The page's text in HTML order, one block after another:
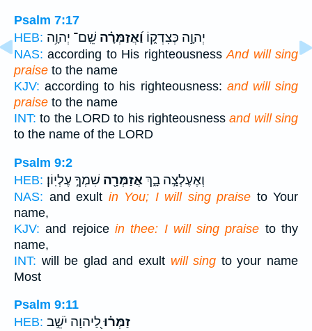
Psalm 7:17
HEB:
יְהוָ֣ה כְּצִדְק֑וֹ וַ֝אֲזַמְּרָ֗ה שֵֽׁם־ יְהוָ֥ה
NAS: according to His righteousnessAnd will sing
praise to the name
KJV: according to his righteousness: and will sing
praise to the name
INT: to the LORD to his righteousnessand will sing
to the name of the LORD
Psalm 9:2
HEB:
וְאֶעֶלְצָ֣ה בָ֑ךְאֲזַמְּרָ֖ה שִׁמְךָ֣ עֶלְיֽוֹן׃
NAS: and exult in You; I will sing praise to Your
name,
KJV: and rejoice in thee: I will sing praise to thy
name,
INT: will be glad and exult will sing to your name
Most
Psalm 9:11
HEB:
זַמְּר֗וּלַ֭יהוָה יֹשֵׁ֣ב